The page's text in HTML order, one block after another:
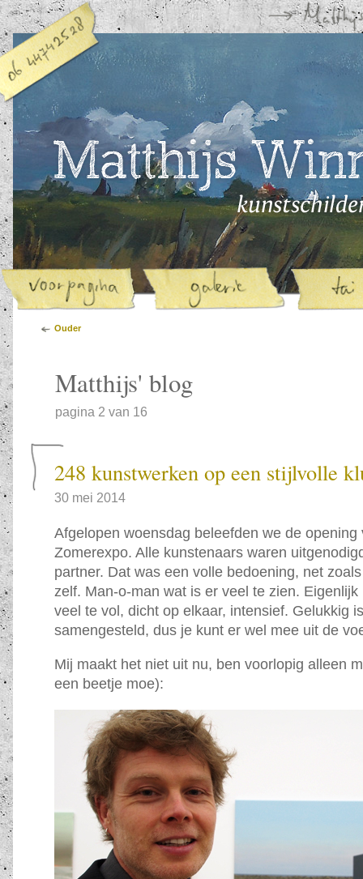
Ouder
Matthijs' blog
pagina 2 van 16
248 kunstwerken op een stijlvolle
30 mei 2014
Afgelopen woensdag beleefden we de opening
Zomerexpo. Alle kunstenaars waren
partner. Dat was een volle bedoening, net
zelf. Man-o-man wat is er veel te zien. Eigenlijk
veel te vol, dicht op elkaar, intensief. Gelukkig
samengesteld, dus je kunt er wel mee uit de
Mij maakt het niet uit nu, ben voorlopig alleen
een beetje moe):